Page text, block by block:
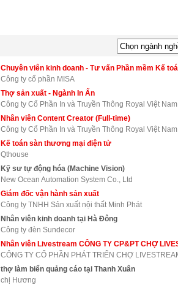
Công ty cổ phần MISA
Thợ sản xuất - Ngành In Ấn
Công ty Cổ Phần In và Truyền Thông Royal Việt Nam
Nhân viên Content Creator (Full-time)
Công ty Cổ Phần In và Truyền Thông Royal Việt Nam
Kế toán sàn thương mại điện tử
Qthouse
Kỹ sư tự động hóa (Machine Vision)
New Ocean Automation System Co., Ltd
Giám đốc vận hành sản xuất
Công ty TNHH Sản xuất nội thất Minh Phát
Nhân viên kinh doanh tại Hà Đông
Công ty đèn Sundecor
thợ làm biển quảng cáo tại Thanh Xuân
chị Hương